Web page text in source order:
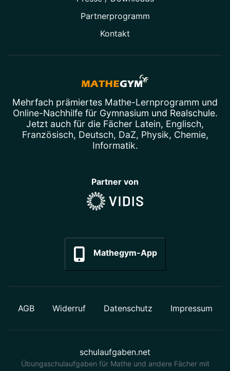
Partner­programm
Kontakt
Mehrfach prämiertes Mathe-Lernprogramm und
Online-Nachhilfefür Gymnasium und Realschule.
Jetzt auch für die Fächer Latein, Englisch,
Französisch, Deutsch, DaZ, Physik, Chemie,
Informatik.
Partner von
Mathegym-App
AGB Widerruf Datenschutz Impressum
schulaufgaben.net
Übungsschulaufgaben für Mathe und andere Fächer mit